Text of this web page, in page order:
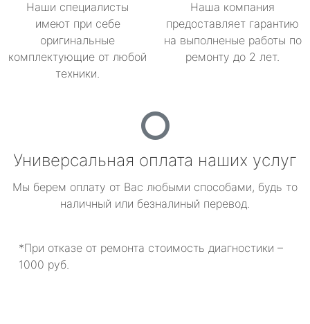
Наши специалисты
имеют при себе
оригинальные
комплектующие от любой
техники.
Наша компания
предоставляет гарантию
на выполненые работы по
ремонту до 2 лет.
Универсальная оплата наших услуг
Мы берем оплату от Вас любыми способами, будь то
наличный или безналиный перевод.
*При отказе от ремонта стоимость диагностики –
1000 руб.